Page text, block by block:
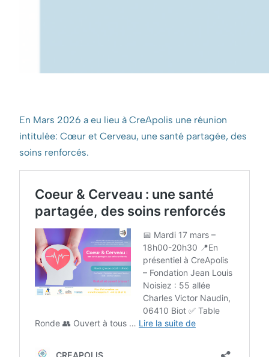
En Mars 2026 a eu lieu à CreApolis une réunion
intitulée: Cœur et Cerveau, une santé partagée, des
soins renforcés.